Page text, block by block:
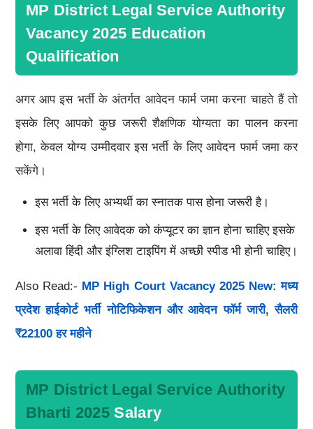
MP District Legal Service Authority
Vacancy 2025 Education
Qualification
अगर आप इस भर्ती के अंतर्गत आवेदन फार्म जमा करना चाहते हैं तो
इसके लिए आपको कुछ जरूरी शैक्षणिक योग्यता का पालन करना
होगा, केवल योग्य उम्मीदवार इस भर्ती के लिए आवेदन फार्म जमा कर
सकेंगे।
इस भर्ती के लिए अभ्यर्थी का स्नातक पास होना जरूरी है।
इस भर्ती के लिए आवेदक को कंप्यूटर का ज्ञान होना चाहिए इसके
अलावा हिंदी और इंग्लिश टाइपिंग में अच्छी स्पीड भी होनी चाहिए।
Also Read:- MP High Court Vacancy 2025 New: मध्य
प्रदेश हाईकोर्ट भर्ती नोटिफिकेशन और आवेदन फॉर्म जारी, सैलरी
₹22100 हर महीने
MP District Legal Service Authority
Bharti 2025 Salary